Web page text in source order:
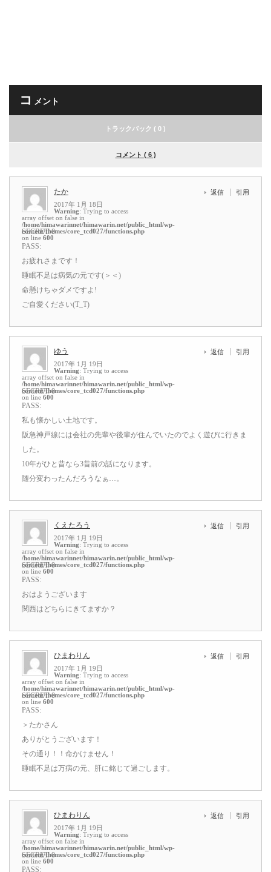
コ メント
トラックバック ( 0 )
コメント ( 6 )
たか
2017年 1月 18日
Warning: Trying to access
array offset on false in
/home/himawarinnet/himawarin.net/public_html/wp-
content/themes/core_tcd027/functions.php
on line 600
返信 引用
SECRET: 0
PASS:
お疲れさまです！
睡眠不足は病気の元です(＞＜)
命懸けちゃダメですよ!
ご自愛ください(T_T)
ゆう
2017年 1月 19日
Warning: Trying to access
array offset on false in
/home/himawarinnet/himawarin.net/public_html/wp-
content/themes/core_tcd027/functions.php
on line 600
返信 引用
SECRET: 0
PASS:
私も懐かしい土地です。
阪急神戸線には会社の先輩や後輩が住んでいたのでよく遊びに行きま
した。
10年がひと昔なら3昔前の話になります。
随分変わったんだろうなぁ…。
くえたろう
2017年 1月 19日
Warning: Trying to access
array offset on false in
/home/himawarinnet/himawarin.net/public_html/wp-
content/themes/core_tcd027/functions.php
on line 600
返信 引用
SECRET: 0
PASS:
おはようございます
関西はどちらにきてますか？
ひまわりん
2017年 1月 19日
Warning: Trying to access
array offset on false in
/home/himawarinnet/himawarin.net/public_html/wp-
content/themes/core_tcd027/functions.php
on line 600
返信 引用
SECRET: 0
PASS:
＞たかさん
ありがとうございます！
その通り！！命かけません！
睡眠不足は万病の元、肝に銘じて過ごします。
ひまわりん
2017年 1月 19日
Warning: Trying to access
array offset on false in
/home/himawarinnet/himawarin.net/public_html/wp-
content/themes/core_tcd027/functions.php
on line 600
返信 引用
SECRET: 0
PASS: